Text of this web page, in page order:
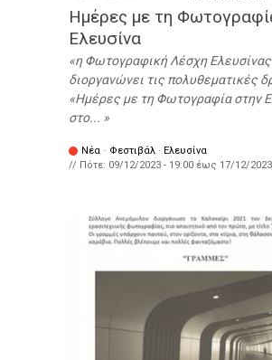
Ημέρες με τη
Ελευσίνα
η Φωτογραφική Λέσχη Ελευσίνας
διοργανώνει τις πολυθεματικές
«Ημέρες με τη Φωτογραφία στην
στο...
Νέα · Φεστιβάλ · Ελευσίνα
// Πότε: 09/12/2023 - 19:00 έως 17/12/